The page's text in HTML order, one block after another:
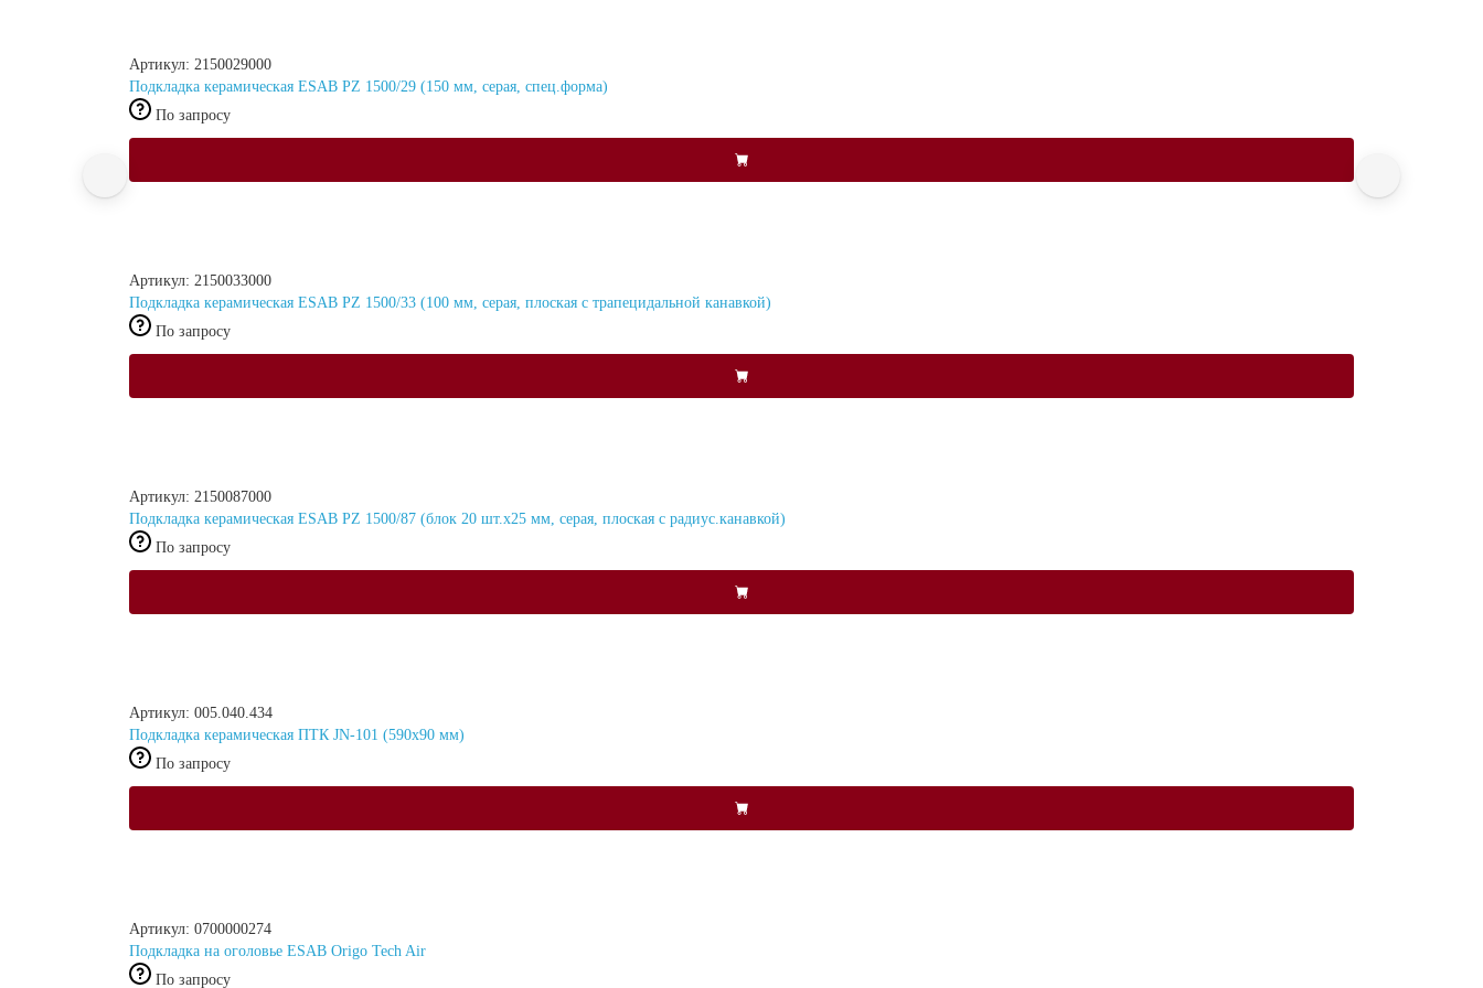
Артикул: 2150029000
Подкладка керамическая ESAB PZ 1500/29 (150 мм, серая, спец.форма)
По запросу
Артикул: 2150033000
Подкладка керамическая ESAB PZ 1500/33 (100 мм, серая, плоская с трапецидальной канавкой)
По запросу
Артикул: 2150087000
Подкладка керамическая ESAB PZ 1500/87 (блок 20 шт.х25 мм, серая, плоская с радиус.канавкой)
По запросу
Артикул: 005.040.434
Подкладка керамическая ПТК JN-101 (590x90 мм)
По запросу
Артикул: 0700000274
Подкладка на оголовье ESAB Origo Tech Air
По запросу